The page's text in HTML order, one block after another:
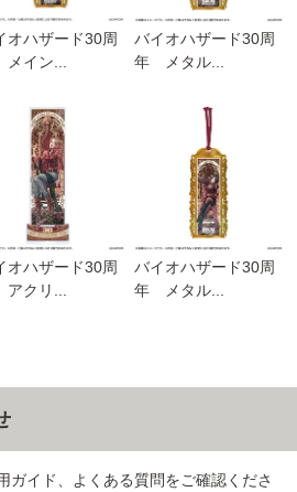
オハザード30周
イン...
バイオハザード30周
年 メタル...
オハザード30周
クリ...
バイオハザード30周
年 メタル...
ガイド、よくある質問をご確認くださ